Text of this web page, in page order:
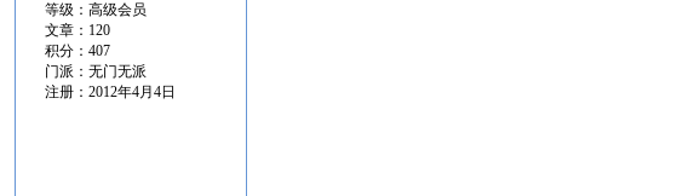
等级：高级会员
文章：120
积分：407
门派：无门无派
注册：2012年4月4日